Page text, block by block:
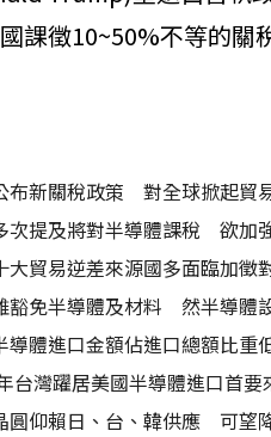
課徵10~50%不等的關
布新關稅政策 對全球掀起貿
次提及將對半導體課稅 欲加
大貿易逆差來源國多面臨加徵
豁免半導體及材料 然半導體
導體進口金額佔進口總額比
台灣躍居美國半導體進口首
圓仰賴日、台、韓供應 可望